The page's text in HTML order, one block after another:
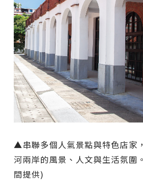
▲串聯多個人氣景點與特色店家
河兩岸的風景、人文與生活氛圍
間提供)